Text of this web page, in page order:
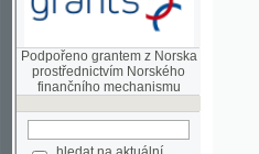
Podpořeno grantem z Norska
prostřednictvím Norského
hledat na aktuální
stránce
Pokročilé vyhledávání